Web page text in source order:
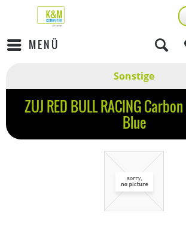
MENÜ
Sonstige
ZUJ RED BULL RACING
Blue